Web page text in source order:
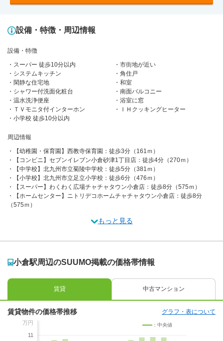
設備・特徴・周辺情報
設備・特徴
スーパー 徒歩10分以内
市街地が近い
システムキッチン
角住戸
閑静な住宅地
和室
シャワー付洗面化粧台
南面バルコニー
温水洗浄便座
浴室に窓
ＴＶモニタ付インターホン
ＩＨクッキングヒーター
小学校 徒歩10分以内
周辺情報
【幼稚園・保育園】西教寺保育園：徒歩3分（161ｍ）
【コンビニ】セブンイレブン小倉砂津1丁目店：徒歩4分（270ｍ）
【中学校】北九州市立菊陵中学校：徒歩5分（381ｍ）
【小学校】北九州市立足立小学校：徒歩6分（476ｍ）
【スーパー】わくわく広場チャチャタウン小倉店：徒歩8分（575ｍ）
【ホームセンター】ニトリデコホームチャチャタウン小倉店：徒歩8分
（575ｍ）
もっと見る
小倉駅周辺のSUUMO掲載の価格帯情報
賃貸 中古マンション
賃貸物件の価格帯推移 グラフ・表について
万円
11
：中央値